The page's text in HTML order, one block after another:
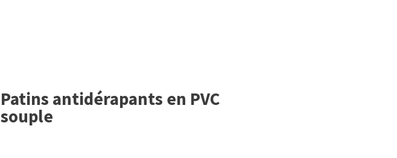
Patins antidérapants en PVC
souple